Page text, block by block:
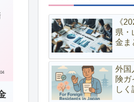
《
県・
金ま
外国
険ガ
し